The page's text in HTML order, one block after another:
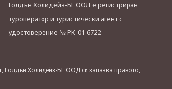
Голдън Холидейз-БГ ООД е регистриран
туроператор и туристически агент с
удостоверение № РК-01-6722
Голдън Холидейз-БГ ООД си запазва правото,